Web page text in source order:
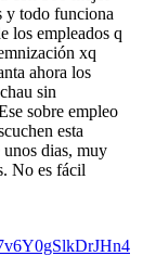
y todo funciona
los empleados q
xq
ahora los
sin
sobre empleo
esta
dias, muy
No es fácil